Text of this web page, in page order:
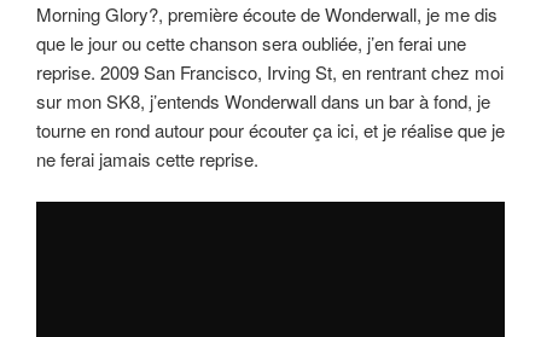
Morning Glory?, première écoute de Wonderwall, je me dis
que le jour ou cette chanson sera oubliée, j’en ferai une
reprise. 2009 San Francisco, Irving St, en rentrant chez moi
sur mon SK8, j’entends Wonderwall dans un bar à fond, je
tourne en rond autour pour écouter ça ici, et je réalise que je
ne ferai jamais cette reprise.